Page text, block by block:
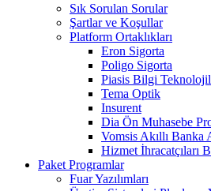
Sık Sorulan Sorular
Şartlar ve Koşullar
Platform Ortaklıkları
Eron Sigorta
Poligo Sigorta
Piasis Bilgi
Tema Optik
Insurent
Dia Ön Muhasebe
Vomsis Akıllı Banka
Hizmet İhracatçıları
Paket Programlar
Fuar Yazılımları